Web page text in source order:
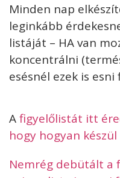
Minden nap
leginkább
listáját – HA van
koncentrálni
esésnél ezek is esni
Afigyelőlistát itt
hogy hogyan készül
Nemrég debütált a